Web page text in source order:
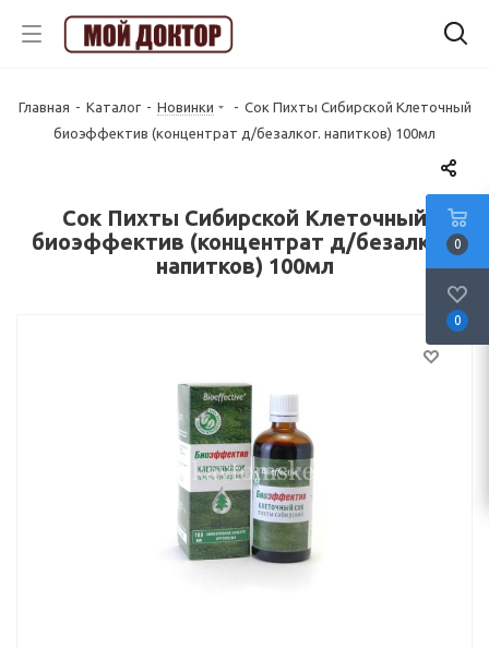
Главная - Каталог - Новинки - Сок Пихты Сибирской Клеточный
биоэффектив (концентрат д/безалког. напитков) 100мл
Сок Пихты Сибирской Клеточный
биоэффектив (концентрат д/безалког.
напитков) 100мл
0
0